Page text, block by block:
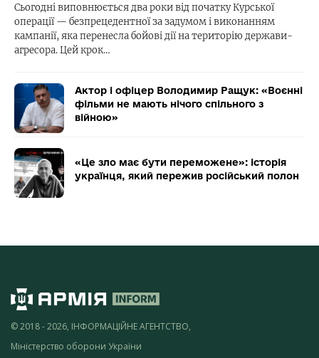
Сьогодні виповнюється два роки від початку Курської
операції — безпрецедентної за задумом і виконанням
кампанії, яка перенесла бойові дії на територію держави-
агресора. Цей крок…
Актор і офіцер Володимир Ращук: «Воєнні
фільми не мають нічого спільного з
війною»
«Це зло має бути переможене»: історія
українця, який пережив російський полон
© 2018 - 2026, ІНФОРМАЦІЙНЕ АГЕНТСТВО,
Міністерство оборони України